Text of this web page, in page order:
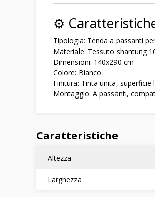
⚙️
Tipologia: Tenda a passanti
Materiale: Tessuto shantung
Dimensioni: 140x290 cm
Colore: Bianco
Finitura: Tinta unita, superficie
Montaggio: A passanti,
Caratteristiche
Altezza
Larghezza